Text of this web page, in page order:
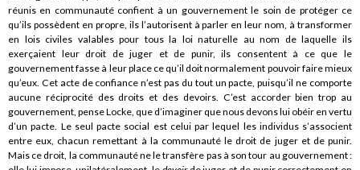
réunis en communauté confient à un gouvernement le soin de protéger ce
qu’ils possèdent en propre, ils l’autorisent à parler en leur nom, à transformer
en lois civiles valables pour tous la loi naturelle au nom de laquelle ils
exerçaient leur droit de juger et de punir, ils consentent à ce que le
gouvernement fasse à leur place ce qu’il doit normalement pouvoir faire mieux
qu’eux. Cet acte de confiance n’est pas du tout un pacte, puisqu’il ne comporte
aucune réciprocité des droits et des devoirs. C’est accorder bien trop au
gouvernement, pense Locke, que d’imaginer que nous devons lui obéir en vertu
d’un pacte. Le seul pacte social est celui par lequel les individus s’associent
entre eux, chacun remettant à la communauté le droit de juger et de punir.
Mais ce droit, la communauté ne le transfère pas à son tour au gouvernement :